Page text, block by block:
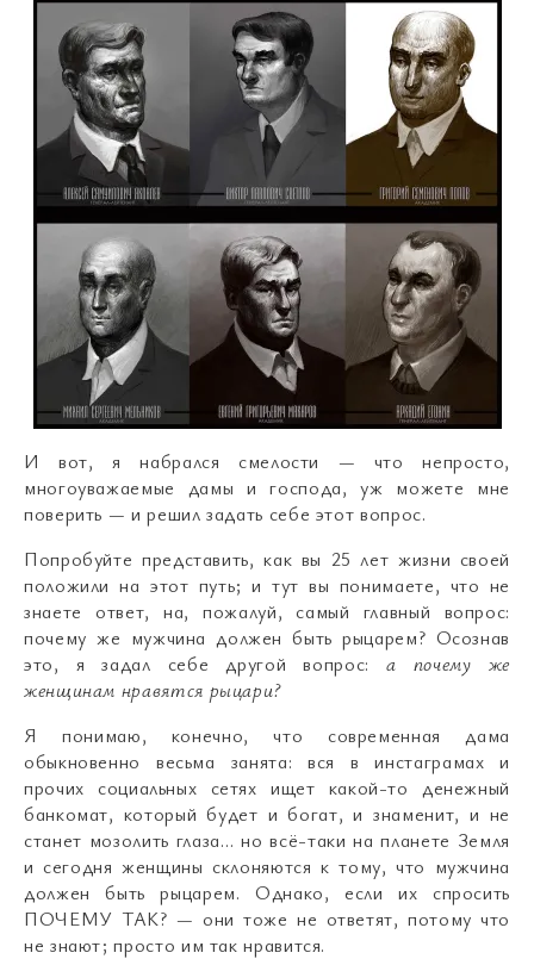
И вот, я набрался смелости — что непросто,
многоуважаемые дамы и господа, уж можете мне
поверить — и решил задать себе этот вопрос.
Попробуйте представить, как вы 25 лет жизни своей
положили на этот путь; и тут вы понимаете, что не
знаете ответ, на, пожалуй, самый главный вопрос:
почему же мужчина должен быть рыцарем? Осознав
это, я задал себе другой вопрос: а почему же
женщинам нравятся рыцари?
Я понимаю, конечно, что современная дама
обыкновенно весьма занята: вся в инстаграмах и
прочих социальных сетях ищет какой-то денежный
банкомат, который будет и богат, и знаменит, и не
станет мозолить глаза… но всё-таки на планете Земля
и сегодня женщины склоняются к тому, что мужчина
должен быть рыцарем. Однако, если их спросить
ПОЧЕМУ ТАК? — они тоже не ответят, потому что
не знают; просто им так нравится.